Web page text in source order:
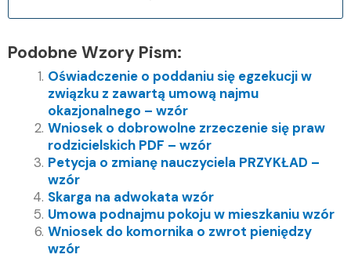
Podobne Wzory Pism:
Oświadczenie o poddaniu się egzekucji w
związku z zawartą umową najmu
okazjonalnego – wzór
Wniosek o dobrowolne zrzeczenie się praw
rodzicielskich PDF – wzór
Petycja o zmianę nauczyciela PRZYKŁAD –
wzór
Skarga na adwokata wzór
Umowa podnajmu pokoju w mieszkaniu wzór
Wniosek do komornika o zwrot pieniędzy
wzór